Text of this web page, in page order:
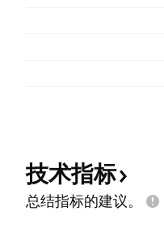
技术指标
总结指标的建议。